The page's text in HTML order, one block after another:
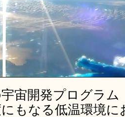
宙開発プログラ
もなる低温環境